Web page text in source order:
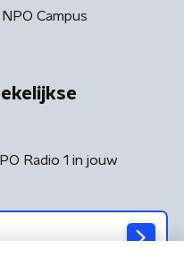
NPO Campus
Radio 1 in jouw